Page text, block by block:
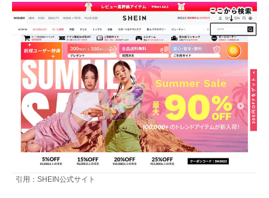
引用：SHEIN公式サイト